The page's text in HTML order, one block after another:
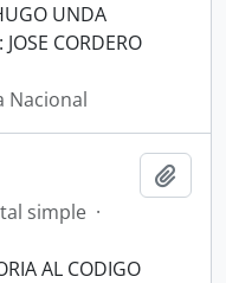
UNDA
CORDERO
Nacional
simple ·
AL CODIGO